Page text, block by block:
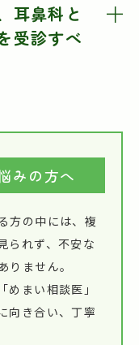
耳鼻科と
受診すべ
みの方へ
方の中には、複
られず、不安な
りません。
まい相談医」
向き合い、丁寧